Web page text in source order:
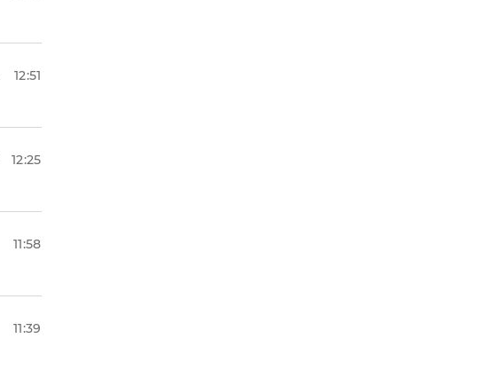
12:51
12:25
11:58
11:39